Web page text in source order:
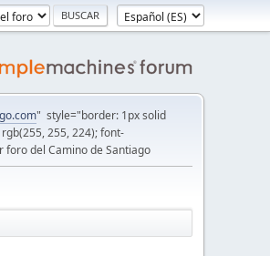
" style="border: 1px solid
255, 224); font-
foro del Camino de Santiago